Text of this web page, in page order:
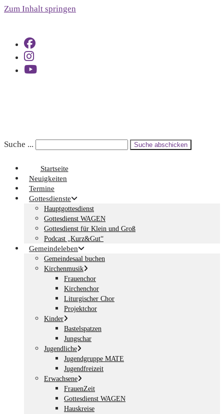
Zum Inhalt springen
Suche ... Suche abschicken
Startseite
Neuigkeiten
Termine
Gottesdienste
Hauptgottesdienst
Gottesdienst WAGEN
Gottesdienst für Klein und Groß
Podcast „Kurz&Gut“
Gemeindeleben
Gemeindesaal buchen
Kirchenmusik
Frauenchor
Kirchenchor
Liturgischer Chor
Projektchor
Kinder
Bastelspatzen
Jungschar
Jugendliche
Jugendgruppe MATE
Jugendfreizeit
Erwachsene
FrauenZeit
Gottesdienst WAGEN
Hauskreise